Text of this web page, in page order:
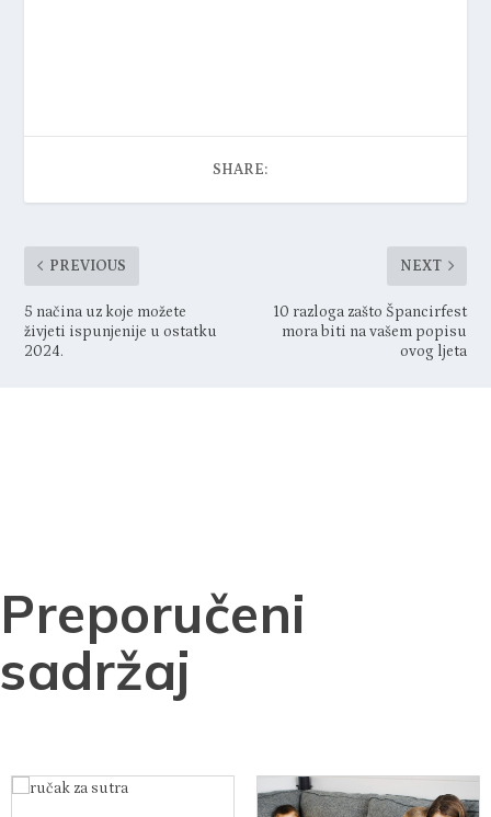
SHARE:
PREVIOUS
5 načina uz koje možete
živjeti ispunjenije u ostatku
2024.
NEXT
10 razloga zašto Špancirfest
mora biti na vašem popisu
ovog ljeta
Preporučeni
sadržaj